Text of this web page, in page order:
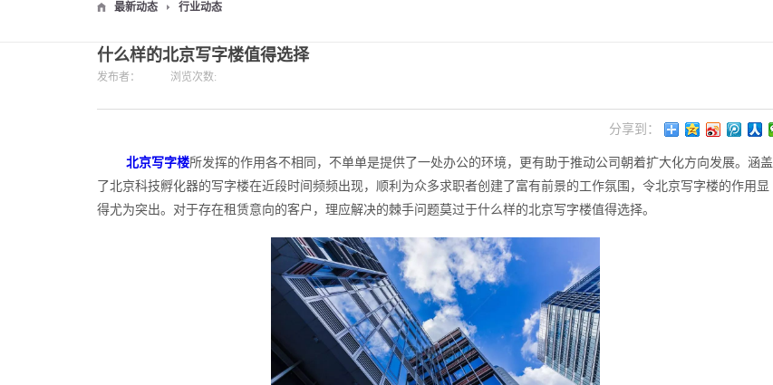
最新动态 行业动态
什么样的北京写字楼值得选择
发布者： 浏览次数:
分享到：
北京写字楼所发挥的作用各不相同，不单单是提供了一处办公的环境，更有助于推动公司朝着扩大化方向发展。涵盖
了北京科技孵化器的写字楼在近段时间频频出现，顺利为众多求职者创建了富有前景的工作氛围，令北京写字楼的作用显
得尤为突出。对于存在租赁意向的客户，理应解决的棘手问题莫过于什么样的北京写字楼值得选择。